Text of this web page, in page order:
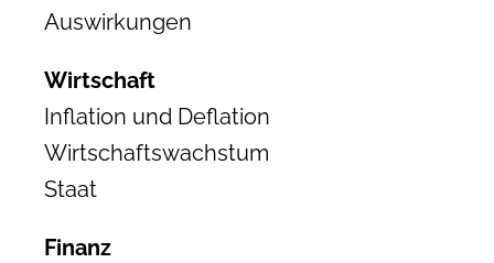
Auswirkungen
Wirtschaft
Inflation und Deflation
Wirtschaftswachstum
Staat
Finanz